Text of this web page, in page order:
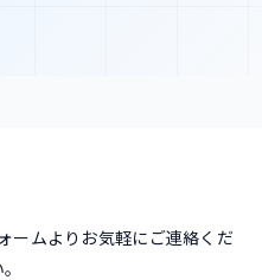
ームよりお気軽にご連絡くだ